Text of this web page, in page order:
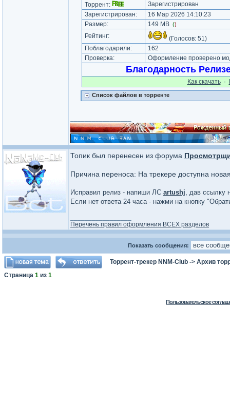
Торрент:
Зарегистрирован
Зарегистрирован:
16 Мар 2026 14:10:23
Размер:
149 MB ()
Рейтинг: (Голосов: 51)
Поблагодарили:
162
Проверка:
Оформление проверено
Благодарность
Как cкачать·
Список файлов в торренте
Топик был перенесен из форума
Причина переноса: На трекере доступна
Исправил релиз - напиши ЛС artushj, дав ссылку
Если нет ответа 24 часа - нажми на кнопку
Перечень правил оформления ВСЕХ разделов
Показать сообщения:
Торрент-трекер NNM-Club -> Архив
Страница 1 из 1
Пользовательское